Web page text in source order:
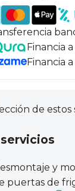
Financia
Financia
de estos
y
puertas de